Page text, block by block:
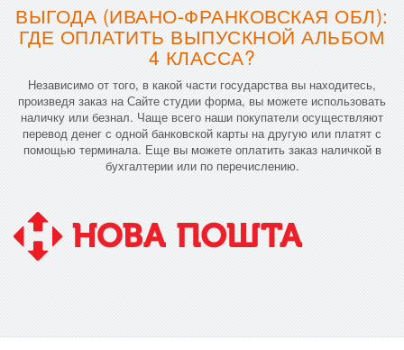
ВЫГОДА (ИВАНО-ФРАНКОВСКАЯ ОБЛ):
ГДЕ ОПЛАТИТЬ ВЫПУСКНОЙ АЛЬБОМ
4 КЛАССА?
Независимо от того, в какой части государства вы находитесь,
произведя заказ на Сайте студии форма, вы можете использовать
наличку или безнал. Чаще всего наши покупатели осуществляют
перевод денег с одной банковской карты на другую или платят с
помощью терминала. Еще вы можете оплатить заказ наличкой в
бухгалтерии или по перечислению.